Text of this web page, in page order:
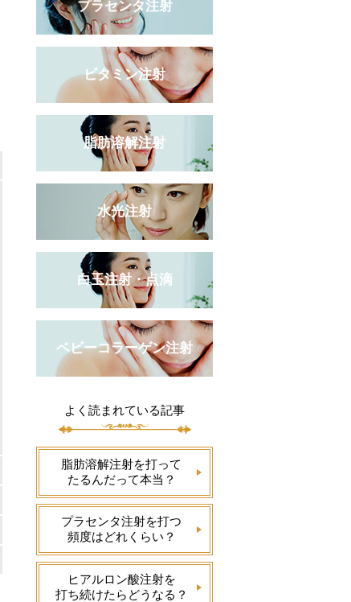
プラセンタ注射
ビタミン注射
脂肪溶解注射
水光注射
白玉注射・点滴
ベビーコラーゲン注射
よく読まれている記事
脂肪溶解注射を打って
たるんだって本当？
プラセンタ注射を打つ
頻度はどれくらい？
ヒアルロン酸注射を
打ち続けたらどうなる？